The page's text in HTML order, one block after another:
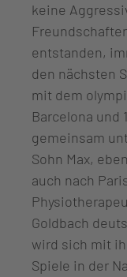
keine
entstanden,
den nächsten
mit dem
Barcelona und
gemeinsam
Sohn Max,
auch nach
Goldbach
wird sich mit
Spiele in der